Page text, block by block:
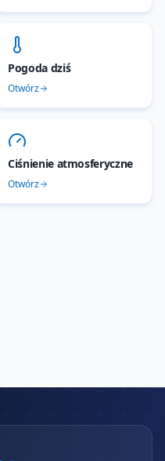
Pogoda dziś
Otwórz
Ciśnienie atmosferyczne
Otwórz